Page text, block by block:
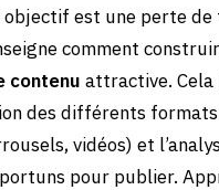
objectif est une perte de
comment
contenu attractive.
des différents
vidéos) et
pour publier.